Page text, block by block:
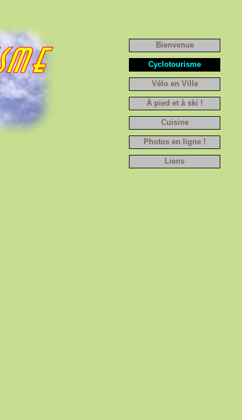
Bienvenue
Cyclotourisme
Vélo en Ville
À pied et à ski !
Cuisine
Photos en ligne !
Liens